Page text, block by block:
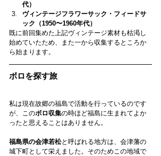
代）
ヴィンテージフラワーサック・フィードサ
ック（1950〜1960年代）
既に前回集めた上記ヴィンテージ素材も枯渇し
始めていたため、また一から収集するところか
ら始まります。
ボロを探す旅
私は現在故郷の福島で活動を行っているのです
が、このボロ収集の時ほど福島に生まれてよか
ったと思えることはありません。
福島県の会津若松と呼ばれる地方は、会津藩の
城下町として栄えました。そのためこの地域で